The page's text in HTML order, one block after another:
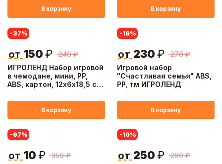
В корзину В корзину
ИГРОЛЕНД Набор игровой
в чемодане, мини, PP,
ABS, картон, 12х6х18,5 см,
-37%
240 ₽
от 150 ₽
В корзину
Игровой набор
"Счастливая семья" ABS,
PP, тм ИГРОЛЕНД
-16%
276 ₽
от 230 ₽
В корзину
-97%
350 ₽
от 10 ₽
-10%
280 ₽
от 250 ₽